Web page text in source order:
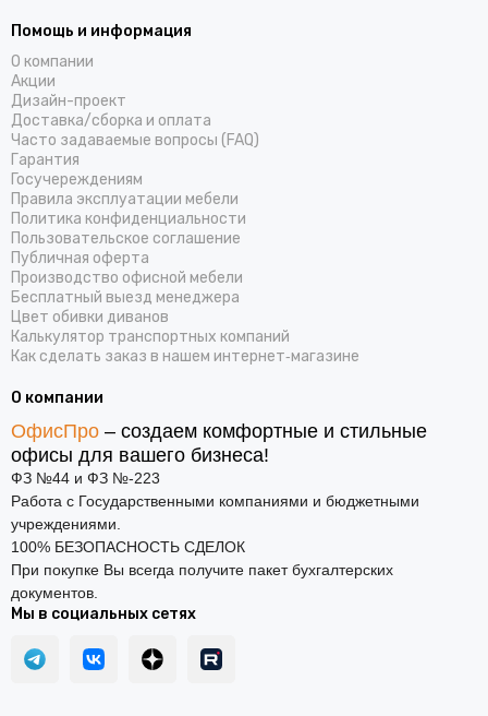
Помощь и информация
О компании
Акции
Дизайн-проект
Доставка/cборка и оплата
Часто задаваемые вопросы (FAQ)
Гарантия
Госучереждениям
Правила эксплуатации мебели
Политика конфиденциальности
Пользовательское соглашение
Публичная оферта
Производство офисной мебели
Бесплатный выезд менеджера
Цвет обивки диванов
Калькулятор транспортных компаний
Как сделать заказ в нашем интернет‑магазине
О компании
ОфисПро – создаем комфортные и стильные
офисы для вашего бизнеса!
ФЗ №44 и ФЗ №-223
Работа с Государственными компаниями и бюджетными
учреждениями.
100% БЕЗОПАСНОСТЬ СДЕЛОК
При покупке Вы всегда получите пакет бухгалтерских
документов.
Мы в социальных сетях